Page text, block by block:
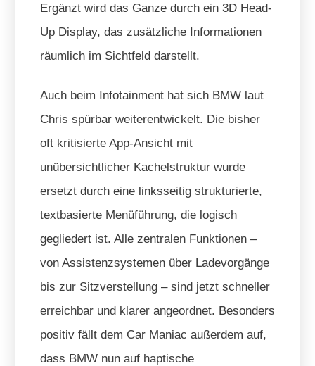
Ergänzt wird das Ganze durch ein 3D Head-
Up Display, das zusätzliche Informationen
räumlich im Sichtfeld darstellt.
Auch beim Infotainment hat sich BMW laut
Chris spürbar weiterentwickelt. Die bisher
oft kritisierte App-Ansicht mit
unübersichtlicher Kachelstruktur wurde
ersetzt durch eine linksseitig strukturierte,
textbasierte Menüführung, die logisch
gegliedert ist. Alle zentralen Funktionen –
von Assistenzsystemen über Ladevorgänge
bis zur Sitzverstellung – sind jetzt schneller
erreichbar und klarer angeordnet. Besonders
positiv fällt dem Car Maniac außerdem auf,
dass BMW nun auf haptische